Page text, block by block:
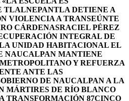
TLALNEPANTLA DETIENE A
VIOLENCIA A TRANSEÚNTE
CÁRDENASRACIEL PÉREZ
INTEGRAL DE
UNIDAD HABITACIONAL EL
NAUCALPAN MANTIENE
Y REFUERZA
ANTE LAS
DE NAUCALPAN A LA
MÁRTIRES DE RÍO BLANCO
TRANSFORMACIÓN 87CINCO